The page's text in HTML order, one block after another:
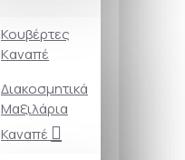
Κουβέρτες
Kαναπέ
Διακοσμητικά
Mαξιλάρια
Καναπέ